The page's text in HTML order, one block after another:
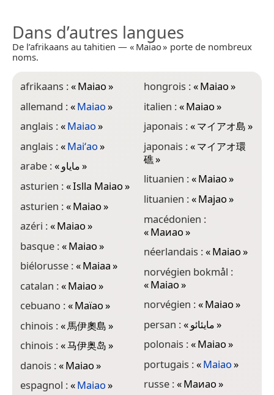
Dans d’autres langues
De l’afrikaans au tahitien — « Maiao » porte de nombreux
noms.
afrikaans :«Maiao»
allemand :«Maiao»
anglais :«Maiao»
anglais :«Maiʻao»
arabe :«ماياو»
asturien :«Islla Maiao»
asturien :«Maiao»
azéri :«Maiao»
basque :«Maiao»
biélorusse :«Маіаа»
catalan :«Maiao»
cebuano :«Maïao»
chinois :«馬伊奧島»
chinois :«马伊奥岛»
danois :«Maiao»
espagnol :«Maiao»
hongrois :«Maiao»
italien :«Maiao»
japonais :«マイアオ島»
japonais :«マイアオ環
礁»
lituanien :«Maiao»
lituanien :«Majao»
macédonien :
«Маиао»
néerlandais :«Maiao»
norvégien bokmål :
«Maiao»
norvégien :«Maiao»
persan :«مایئائو»
polonais :«Maiao»
portugais :«Maiao»
russe :«Маиао»